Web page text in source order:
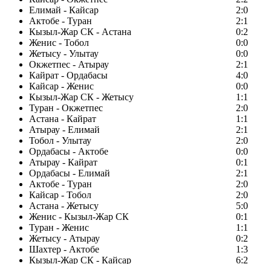
Елимай - Кайсар
2:0
Актобе - Туран
2:1
Кызыл-Жар СК - Астана
0:2
Женис - Тобол
0:0
Жетысу - Улытау
0:0
Окжетпес - Атырау
2:1
Кайрат - Ордабасы
4:0
Кайсар - Женис
0:0
Кызыл-Жар СК - Жетысу
1:1
Туран - Окжетпес
2:0
Астана - Кайрат
1:1
Атырау - Елимай
2:1
Тобол - Улытау
2:0
Ордабасы - Актобе
0:0
Атырау - Кайрат
0:1
Ордабасы - Елимай
2:1
Актобе - Туран
2:0
Кайсар - Тобол
2:0
Астана - Жетысу
5:0
Женис - Кызыл-Жар СК
0:1
Туран - Женис
1:1
Жетысу - Атырау
0:2
Шахтер - Актобе
1:3
Кызыл-Жар СК - Кайсар
6:2